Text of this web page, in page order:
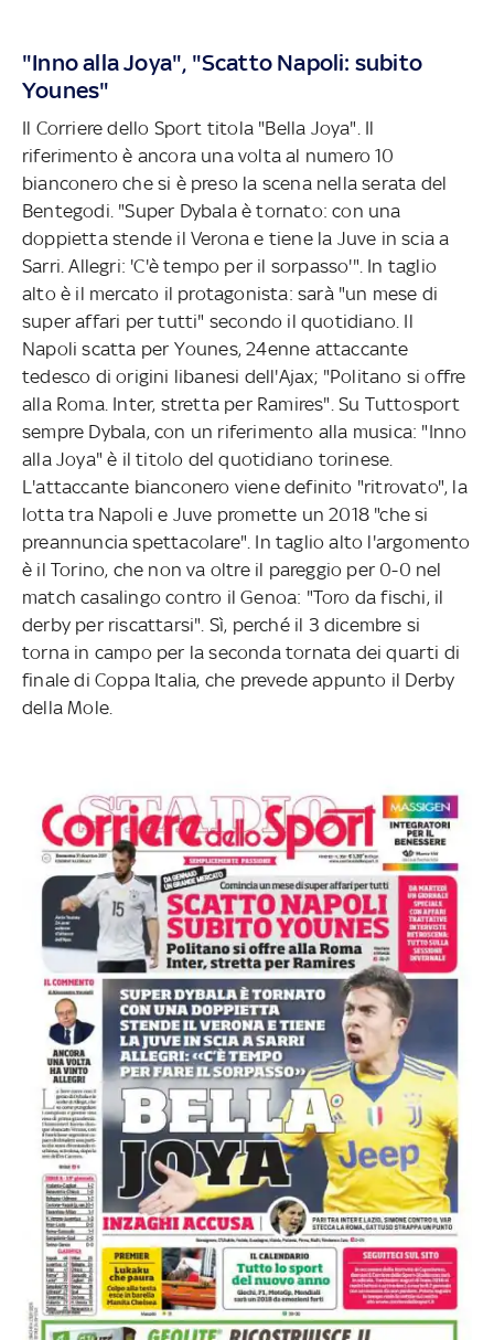
"Inno alla Joya", "Scatto Napoli: subito
Younes"
Il Corriere dello Sport titola "Bella Joya". Il
riferimento è ancora una volta al numero 10
bianconero che si è preso la scena nella serata del
Bentegodi. "Super Dybala è tornato: con una
doppietta stende il Verona e tiene la Juve in scia a
Sarri. Allegri: 'C'è tempo per il sorpasso'". In taglio
alto è il mercato il protagonista: sarà "un mese di
super affari per tutti" secondo il quotidiano. Il
Napoli scatta per Younes, 24enne attaccante
tedesco di origini libanesi dell'Ajax; "Politano si offre
alla Roma. Inter, stretta per Ramires". Su Tuttosport
sempre Dybala, con un riferimento alla musica: "Inno
alla Joya" è il titolo del quotidiano torinese.
L'attaccante bianconero viene definito "ritrovato", la
lotta tra Napoli e Juve promette un 2018 "che si
preannuncia spettacolare". In taglio alto l'argomento
è il Torino, che non va oltre il pareggio per 0-0 nel
match casalingo contro il Genoa: "Toro da fischi, il
derby per riscattarsi". Sì, perché il 3 dicembre si
torna in campo per la seconda tornata dei quarti di
finale di Coppa Italia, che prevede appunto il Derby
della Mole.